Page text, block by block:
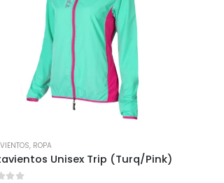
, ROPA
Unisex Trip (Turq/Pink)